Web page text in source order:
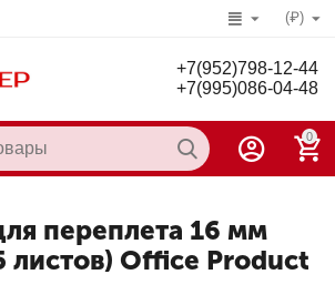
(₽)
+7(952)798-12-44
+7(995)086-04-48
0
переплета 16 мм
листов) Office Product